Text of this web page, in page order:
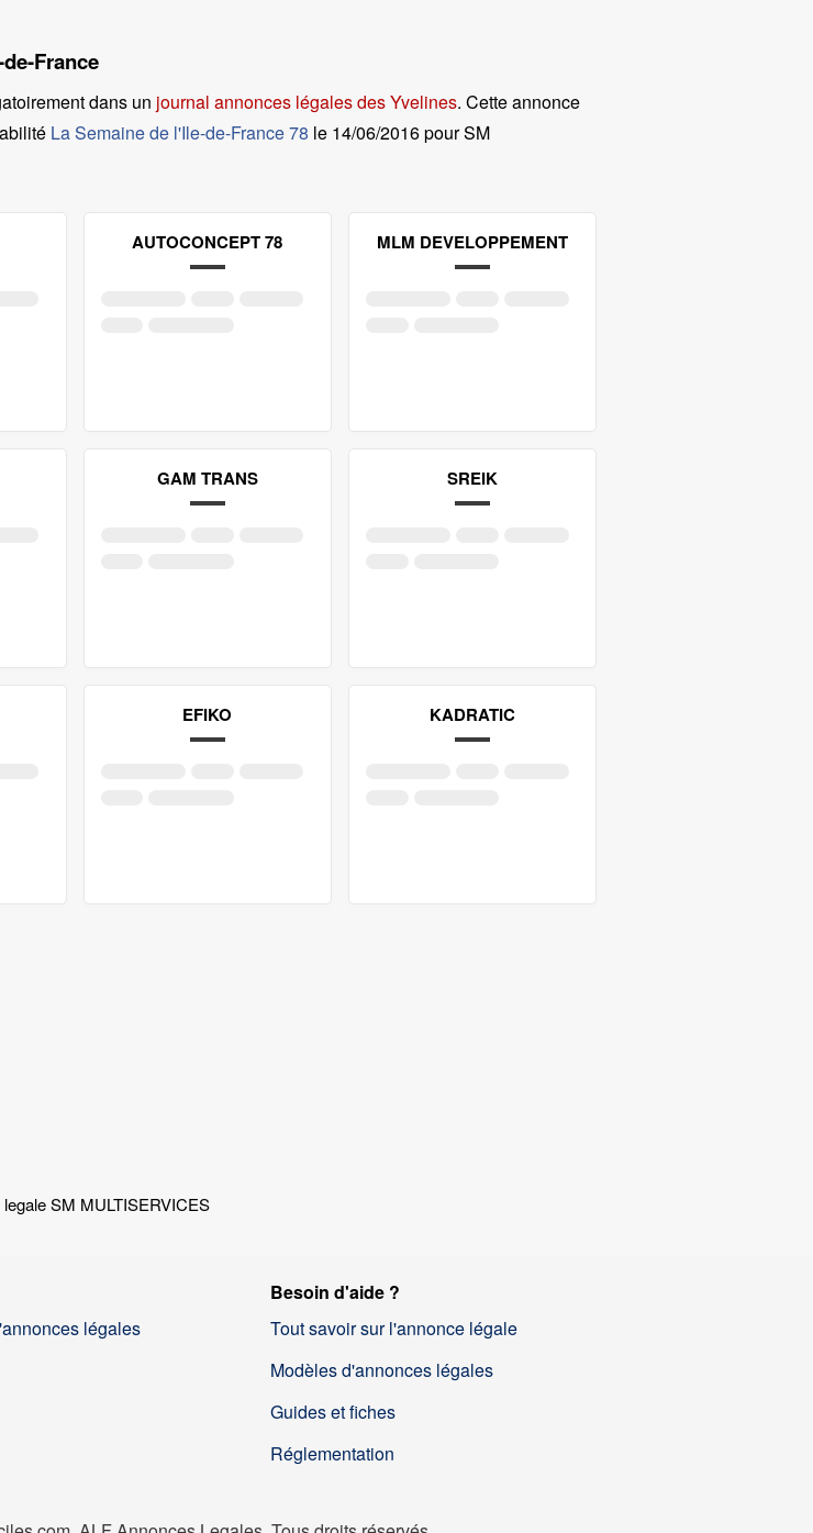
France
dans un journal annonces légales des Yvelines. Cette annonce
La Semaine de l'Ile-de-France 78 le 14/06/2016 pour SM
AUTOCONCEPT 78 MLM DEVELOPPEMENT
GAM TRANS SREIK
EFIKO KADRATIC
SM MULTISERVICES
légales
Besoin d'aide ?
Tout savoir sur l'annonce légale
Modèles d'annonces légales
Guides et fiches
Réglementation